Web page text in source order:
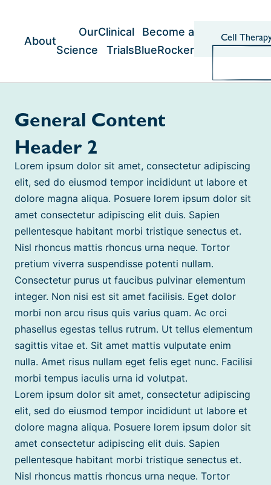
About
Our
Science
Clinical
Trials
Become a
BlueRocker
Cell
General Content
Header 2
Lorem ipsum dolor sit amet, consectetur adipiscing
elit, sed do eiusmod tempor incididunt ut labore et
dolore magna aliqua. Posuere lorem ipsum dolor sit
amet consectetur adipiscing elit duis. Sapien
pellentesque habitant morbi tristique senectus et.
Nisl rhoncus mattis rhoncus urna neque. Tortor
pretium viverra suspendisse potenti nullam.
Consectetur purus ut faucibus pulvinar elementum
integer. Non nisi est sit amet facilisis. Eget dolor
morbi non arcu risus quis varius quam. Ac orci
phasellus egestas tellus rutrum. Ut tellus elementum
sagittis vitae et. Sit amet mattis vulputate enim
nulla. Amet risus nullam eget felis eget nunc. Facilisi
morbi tempus iaculis urna id volutpat.
Lorem ipsum dolor sit amet, consectetur adipiscing
elit, sed do eiusmod tempor incididunt ut labore et
dolore magna aliqua. Posuere lorem ipsum dolor sit
amet consectetur adipiscing elit duis. Sapien
pellentesque habitant morbi tristique senectus et.
Nisl rhoncus mattis rhoncus urna neque. Tortor